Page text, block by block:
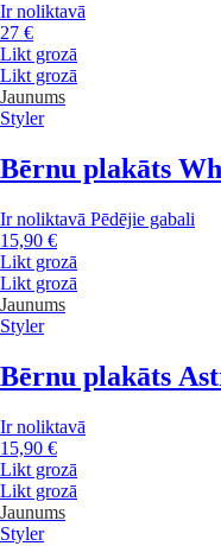
Ir noliktavā
27 €
Likt grozā
Likt grozā
Jaunums
Styler
Bērnu plakāts
Ir noliktavā Pēdējie gabali
15,90 €
Likt grozā
Likt grozā
Jaunums
Styler
Bērnu plakāts
Ir noliktavā
15,90 €
Likt grozā
Likt grozā
Jaunums
Styler